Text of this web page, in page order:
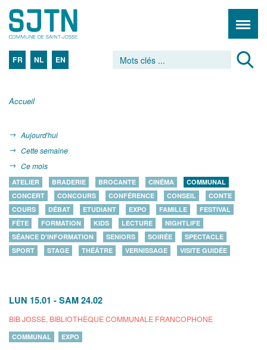
FR NL EN
Accueil
Aujourd'hui
Cette semaine
Ce mois
ATELIER BRADERIE BROCANTE CINÉMA
COMMUNAL
CONCERT
CONCOURS CONFÉRENCE CONSEIL
CONTE
COURS
DÉBAT ETUDIANT EXPO FAMILLE
FESTIVAL
FÊTE
FORMATION KIDS LECTURE
NIGHTLIFE
SÉANCE D'INFORMATION
SENIORS SOIRÉE
SPECTACLE
SPORT
STAGE THÉÂTRE VERNISSAGE VISITE GUIDÉE
LUN 15.01 - SAM 24.02
BIB JOSSE, BIBLIOTHÈQUE COMMUNALE FRANCOPHONE
COMMUNAL EXPO